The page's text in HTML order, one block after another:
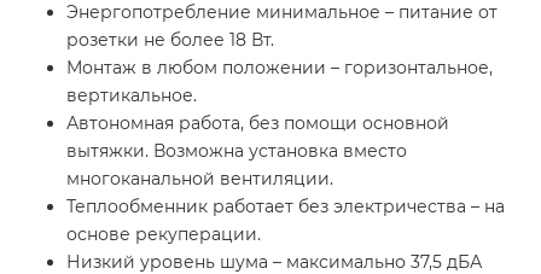
Энергопотребление минимальное – питание от
розетки не более 18 Вт.
Монтаж в любом положении – горизонтальное,
вертикальное.
Автономная работа, без помощи основной
вытяжки. Возможна установка вместо
многоканальной вентиляции.
Теплообменник работает без электричества – на
основе рекуперации.
Низкий уровень шума – максимально 37,5 дБА